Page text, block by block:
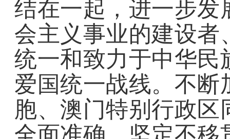
结在一起，进一步发
会主义事业的建设
统一和致力于中华民
爱国统一战线。不
胞、澳门特别行政